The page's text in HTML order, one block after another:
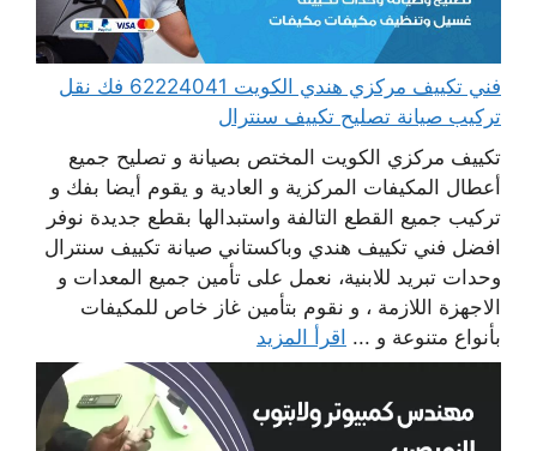
فني تكييف مركزي هندي الكويت 62224041 فك نقل
تركيب صيانة تصليح تكييف سنترال
تكييف مركزي الكويت المختص بصيانة و تصليح جميع
أعطال المكيفات المركزية و العادية و يقوم أيضا بفك و
تركيب جميع القطع التالفة واستبدالها بقطع جديدة نوفر
افضل فني تكييف هندي وباكستاني صيانة تكييف سنترال
وحدات تبريد للابنية، نعمل على تأمين جميع المعدات و
الاجهزة اللازمة ، و نقوم بتأمين غاز خاص للمكيفات
بأنواع متنوعة و ... اقرأ المزيد